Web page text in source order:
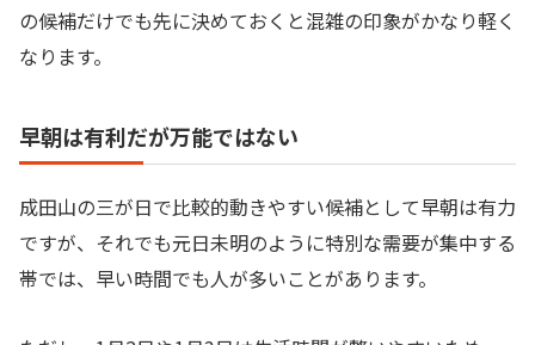
の候補だけでも先に決めておくと混雑の印象がかなり軽く
なります。
早朝は有利だが万能ではない
成田山の三が日で比較的動きやすい候補として早朝は有力
ですが、それでも元日未明のように特別な需要が集中する
帯では、早い時間でも人が多いことがあります。